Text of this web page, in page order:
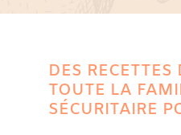
DES
TOUTE LA
SÉCURITAIRE